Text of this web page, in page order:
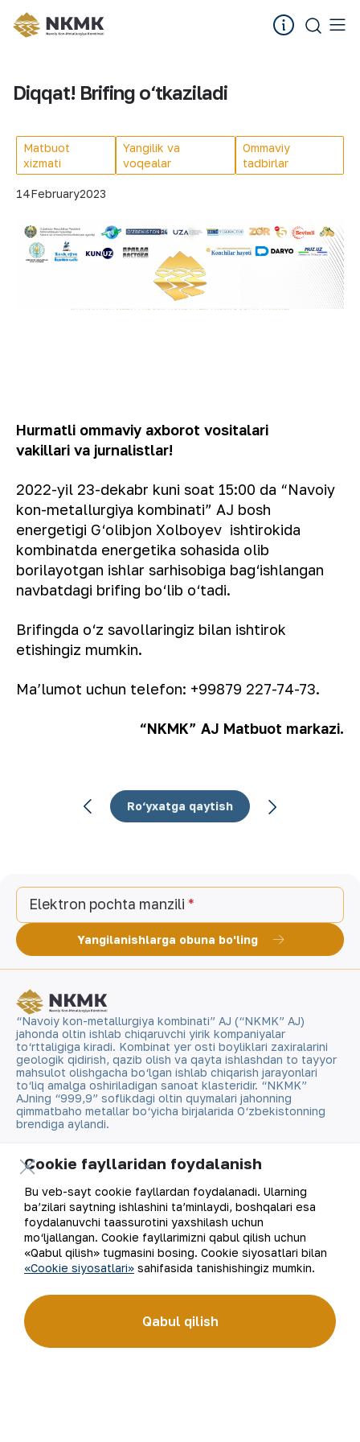
Diqqat! Brifing o‘tkaziladi
Matbuot
xizmati
Yangilik va
voqealar
Ommaviy
tadbirlar
14February2023
Hurmatli ommaviy axborot vositalari
vakillari va jurnalistlar!
2022-yil 23-dekabr kuni soat 15:00 da “Navoiy
kon-metallurgiya kombinati” AJ bosh
energetigi G‘olibjon Xolboyev ishtirokida
kombinatda energetika sohasida olib
borilayotgan ishlar sarhisobiga bag‘ishlangan
navbatdagi brifing bo‘lib o‘tadi.
Brifingda o‘z savollaringiz bilan ishtirok
etishingiz mumkin.
Maʼlumot uchun telefon: +99879 227-74-73.
“NKMK” AJ Matbuot markazi.
Ro‘yxatga qaytish
Elektron pochta manzili
Yangilanishlarga obuna bo'ling
“Navoiy kon-metallurgiya kombinati” AJ (“NKMK” AJ)
jahonda oltin ishlab chiqaruvchi yirik kompaniyalar
to‘rttaligiga kiradi. Kombinat yer osti boyliklari zaxiralarini
geologik qidirish, qazib olish va qayta ishlashdan to tayyor
mahsulot olishgacha bo‘lgan ishlab chiqarish jarayonlari
to‘liq amalga oshiriladigan sanoat klasteridir. “NKMK”
AJning “999,9” soflikdagi oltin quymalari jahonning
qimmatbaho metallar bo‘yicha birjalarida O‘zbekistonning
brendiga aylandi.
Kompaniya haqida
Bizning faoliyatimiz
Barqaror rivojlanish
Investorlarga
Matbout xizmati
Karyera
Aloqalar
Sayt xaritasi
Foydalanish shartlari
Cookie fayllaridan
foydalanish
Ochiq ma'lumotlar
Cookie fayllaridan foydalanish
Bu veb-sayt cookie fayllardan foydalanadi. Ularning
ba’zilari saytning ishlashini ta’minlaydi, boshqalari esa
foydalanuvchi taassurotini yaxshilash uchun
mo‘ljallangan. Cookie fayllarimizni qabul qilish uchun
«Qabul qilish» tugmasini bosing. Cookie siyosatlari bilan
«Cookie siyosatlari» sahifasida tanishishingiz mumkin.
Qabul qilish